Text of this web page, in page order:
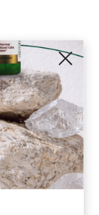
плюс